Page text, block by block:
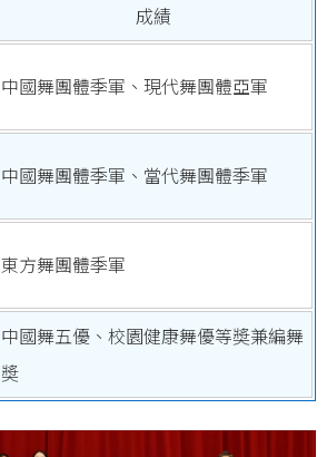
成績
中國舞團體季軍、現代舞團體亞軍
中國舞團體季軍、當代舞團體季軍
東方舞團體季軍
中國舞五優、校園健康舞優等奬兼編舞
奬